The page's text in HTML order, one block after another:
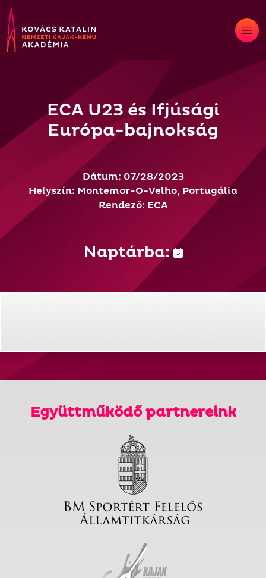
Skip
to
content
ECA U23 és Ifjúsági
Európa-bajnokság
Dátum: 07/28/2023
Helyszín: Montemor-O-Velho, Portugália
Rendező: ECA
Naptárba:
Együttműködő partnereink